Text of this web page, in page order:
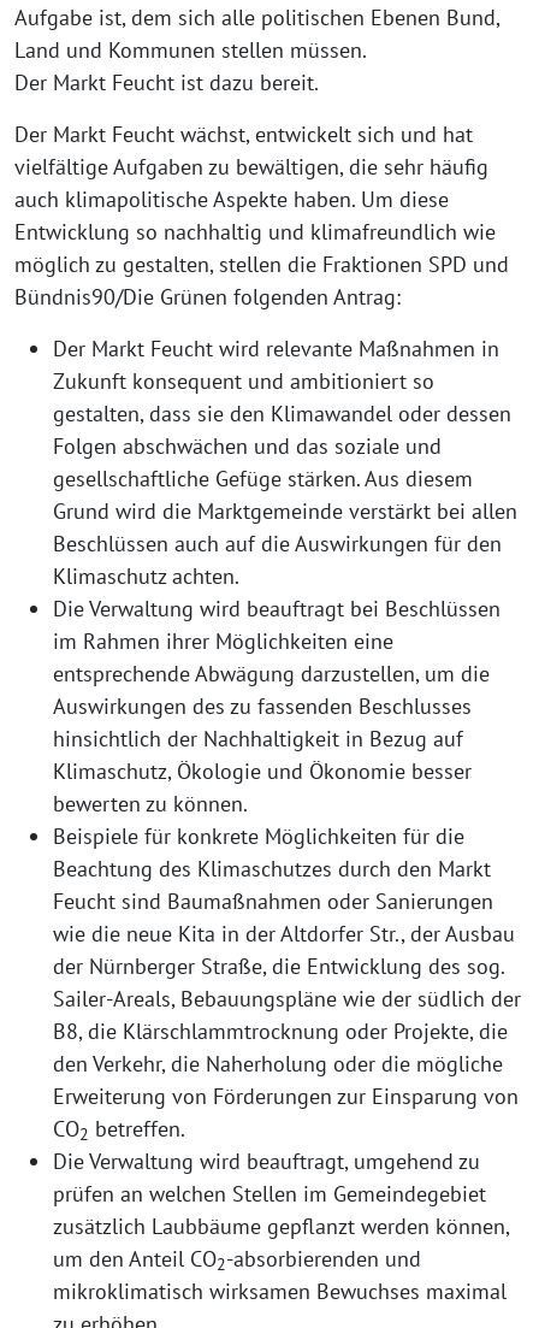
Aufgabe ist, dem sich alle politischen Ebenen Bund,
Land und Kommunen stellen müssen.
Der Markt Feucht ist dazu bereit.
Der Markt Feucht wächst, entwickelt sich und hat
vielfältige Aufgaben zu bewältigen, die sehr häufig
auch klimapolitische Aspekte haben. Um diese
Entwicklung so nachhaltig und klimafreundlich wie
möglich zu gestalten, stellen die Fraktionen SPD und
Bündnis90/Die Grünen folgenden Antrag:
Der Markt Feucht wird relevante Maßnahmen in
Zukunft konsequent und ambitioniert so
gestalten, dass sie den Klimawandel oder dessen
Folgen abschwächen und das soziale und
gesellschaftliche Gefüge stärken. Aus diesem
Grund wird die Marktgemeinde verstärkt bei allen
Beschlüssen auch auf die Auswirkungen für den
Klimaschutz achten.
Die Verwaltung wird beauftragt bei Beschlüssen
im Rahmen ihrer Möglichkeiten eine
entsprechende Abwägung darzustellen, um die
Auswirkungen des zu fassenden Beschlusses
hinsichtlich der Nachhaltigkeit in Bezug auf
Klimaschutz, Ökologie und Ökonomie besser
bewerten zu können.
Beispiele für konkrete Möglichkeiten für die
Beachtung des Klimaschutzes durch den Markt
Feucht sind Baumaßnahmen oder Sanierungen
wie die neue Kita in der Altdorfer Str., der Ausbau
der Nürnberger Straße, die Entwicklung des sog.
Sailer-Areals, Bebauungspläne wie der südlich der
B8, die Klärschlammtrocknung oder Projekte, die
den Verkehr, die Naherholung oder die mögliche
Erweiterung von Förderungen zur Einsparung von
CO2 betreffen.
Die Verwaltung wird beauftragt, umgehend zu
prüfen an welchen Stellen im Gemeindegebiet
zusätzlich Laubbäume gepflanzt werden können,
um den Anteil CO2-absorbierenden und
mikroklimatisch wirksamen Bewuchses maximal